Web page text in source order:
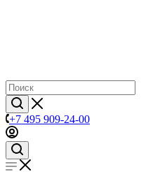
+7 495 909-24-00